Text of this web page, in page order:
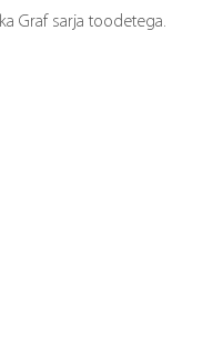
Graf sarja toodetega.